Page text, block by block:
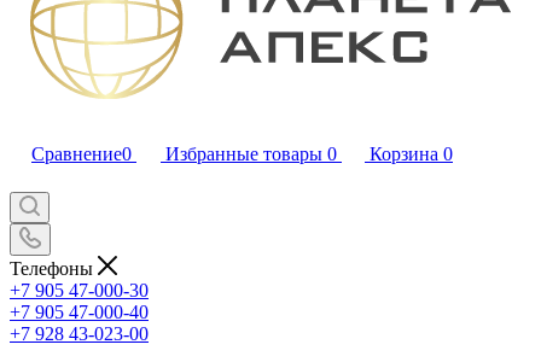
Сравнение0 Избранные товары 0 Корзина 0
Телефоны
+7 905 47-000-30
+7 905 47-000-40
+7 928 43-023-00